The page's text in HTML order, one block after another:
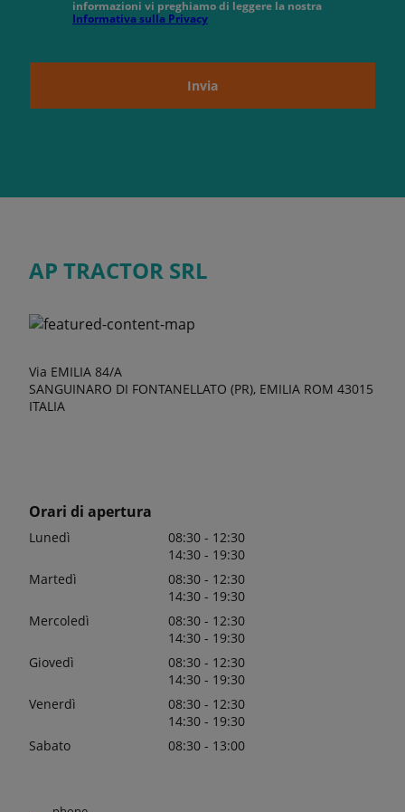
informazioni vi preghiamo di leggere la nostra
Informativa sulla Privacy
Invia
AP TRACTOR SRL
Via EMILIA 84/A
SANGUINARO DI FONTANELLATO (PR), EMILIA ROM 43015
ITALIA
Orari di apertura
Lunedì
08:30 - 12:30
14:30 - 19:30
Martedì
08:30 - 12:30
14:30 - 19:30
Mercoledì
08:30 - 12:30
14:30 - 19:30
Giovedì
08:30 - 12:30
14:30 - 19:30
Venerdì
08:30 - 12:30
14:30 - 19:30
Sabato
08:30 - 13:00